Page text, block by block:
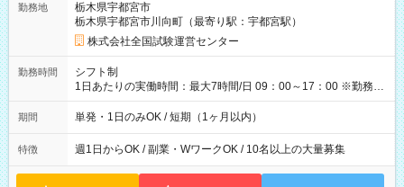
例】 ・河合塾模擬試験 8:30～17:30（休憩1時間） 時給1,300円
×8時間＝日収10,400円＋交通費 ※当日の役割により時給＋100
円の場合あり ・国家試験 7:00～13:30（休憩なし） 時給1,300
円（役割手当＋100円）×6時間＝日収8,400円＋交通費 【試用期
間】試用期間なし
勤務地
栃木県宇都宮市
栃木県宇都宮市川向町（最寄り駅：宇都宮駅）
株式会社全国試験運営センター
勤務時間
シフト制
1日あたりの実働時間：最大7時間/日 09：00～17：00 ※勤務時
間は 試験により異なります。
期間 単発・1日のみOK / 短期（1ヶ月以内）
特徴 週1日からOK / 副業・WワークOK / 10名以上の大量募集